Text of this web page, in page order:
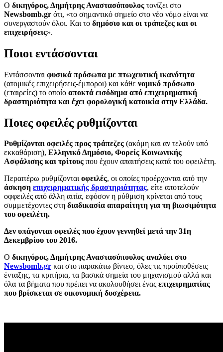
Ο δικηγόρος, Δημήτρης Αναστασόπουλος τονίζει στο
Newsbomb.gr ότι, «το σημαντικό σημείο στο νέο νόμο είναι να
συνεργαστούν όλοι. Και το δημόσιο και οι τράπεζες και οι
επιχειρήσεις».
Ποιοι εντάσσονται
Εντάσσονται φυσικά πρόσωπα με πτωχευτική ικανότητα
(ατομικές επιχειρήσεις-έμποροι) και κάθε νομικό πρόσωπο
(εταιρείες) το οποίο αποκτά εισόδημα από επιχειρηματική
δραστηριότητα και έχει φορολογική κατοικία στην Ελλάδα.
Ποιες οφειλές ρυθμίζονται
Ρυθμίζονται οφειλές προς τράπεζες (ακόμη και αν τελούν υπό
εκκαθάριση), Ελληνικό Δημόσιο, Φορείς Κοινωνικής
Ασφάλισης και τρίτους που έχουν απαιτήσεις κατά του οφειλέτη.
Περαιτέρω ρυθμίζονταιοφειλές, οι οποίες προέρχονται από την
άσκηση επιχειρηματικής δραστηριότητας, είτε αποτελούν
οφφειλές από άλλη αιτία, εφόσον η ρύθμιση κρίνεται από τους
συμμετέχοντες στη διαδικασία απαραίτητη για τη βιωσιμότητα
του οφειλέτη.
Δεν υπάγονται οφειλές που έχουν γεννηθεί μετά την 31η
Δεκεμβρίου του 2016.
Ο δικηγόρος, Δημήτρης Αναστασόπουλος αναλύει στο
Newsbomb.gr και στο παρακάτω βίντεο, όλες τις προϋποθέσεις
ένταξης, τα κριτήρια, τα βασικά σημεία του μηχανισμού αλλά και
όλα τα βήματα που πρέπει να ακολουθήσει ένας επιχειρηματίας
που βρίσκεται σε οικονομική δυσχέρεια.